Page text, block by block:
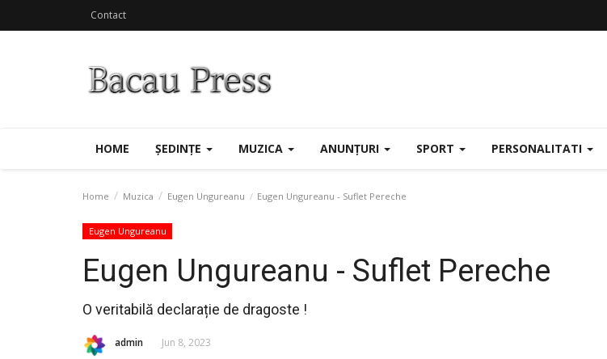
Contact
HOME ȘEDINȚE MUZICA ANUNȚURI SPORT PERSONALITATI
Home Muzica Eugen Ungureanu Eugen Ungureanu - Suflet Pereche
Eugen Ungureanu
Eugen Ungureanu - Suflet Pereche
O veritabilă declarație de dragoste !
admin Jun 8, 2023